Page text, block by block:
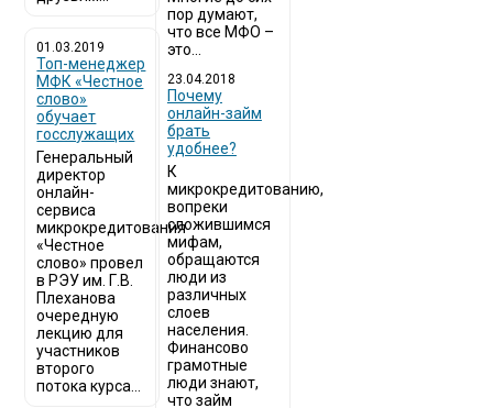
01.03.2019
Топ-менеджер
МФК «Честное
слово»
обучает
госслужащих
Генеральный
директор
онлайн-
сервиса
микрокредитования
«Честное
слово» провел
в РЭУ им. Г.В.
Плеханова
очередную
лекцию для
участников
второго
потока курса...
пор думают,
что все МФО –
это...
23.04.2018
Почему
онлайн-займ
брать
удобнее?
К
микрокредитованию,
вопреки
сложившимся
мифам,
обращаются
люди из
различных
слоев
населения.
Финансово
грамотные
люди знают,
что займ